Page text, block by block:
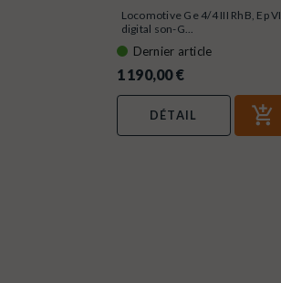
Locomotive Ge 4/4 III RhB, Ep VI
digital son-G...
Dernier article
1 190,00 €
DÉTAIL